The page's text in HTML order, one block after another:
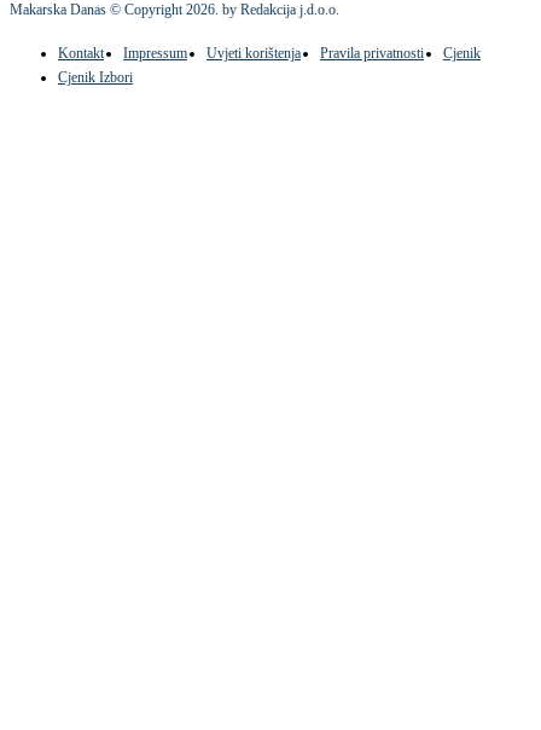
Makarska Danas © Copyright2026. by Redakcija j.d.o.o.
Kontakt Impressum Uvjeti korištenja Pravila privatnosti
Cjenik
Cjenik Izbori